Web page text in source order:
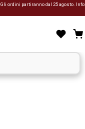
. Gli ordini partiranno dal 25 agosto. Info: